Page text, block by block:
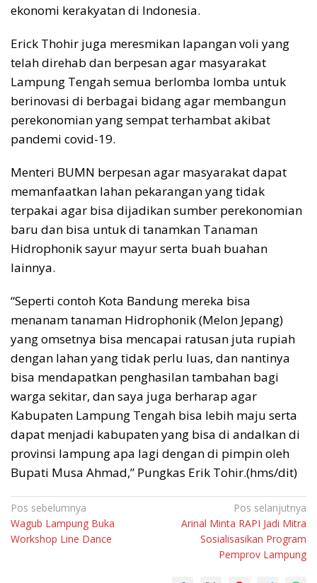
ekonomi kerakyatan di Indonesia.
Erick Thohir juga meresmikan lapangan voli yang
telah direhab dan berpesan agar masyarakat
Lampung Tengah semua berlomba lomba untuk
berinovasi di berbagai bidang agar membangun
perekonomian yang sempat terhambat akibat
pandemi covid-19.
Menteri BUMN berpesan agar masyarakat dapat
memanfaatkan lahan pekarangan yang tidak
terpakai agar bisa dijadikan sumber perekonomian
baru dan bisa untuk di tanamkan Tanaman
Hidrophonik sayur mayur serta buah buahan
lainnya.
“Seperti contoh Kota Bandung mereka bisa
menanam tanaman Hidrophonik (Melon Jepang)
yang omsetnya bisa mencapai ratusan juta rupiah
dengan lahan yang tidak perlu luas, dan nantinya
bisa mendapatkan penghasilan tambahan bagi
warga sekitar, dan saya juga berharap agar
Kabupaten Lampung Tengah bisa lebih maju serta
dapat menjadi kabupaten yang bisa di andalkan di
provinsi lampung apa lagi dengan di pimpin oleh
Bupati Musa Ahmad,” Pungkas Erik Tohir.(hms/dit)
Navigasi
pos
Pos sebelumnya
Wagub Lampung Buka
Workshop Line Dance
Pos selanjutnya
Arinal Minta RAPI Jadi Mitra
Sosialisasikan Program
Pemprov Lampung